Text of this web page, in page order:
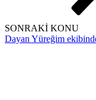
SONRAKİ KONU
Dayan Yüreğim